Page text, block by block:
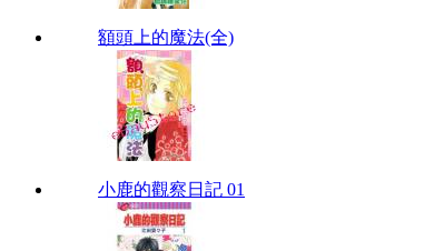
額頭上的魔法(全)
小鹿的觀察日記 01